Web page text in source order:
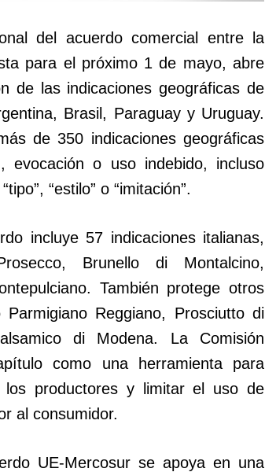
del acuerdo comercial entre la
para el próximo 1 de mayo, abre
de las indicaciones geográficas de
Brasil, Paraguay y Uruguay.
de 350 indicaciones geográficas
evocación o uso indebido, incluso
“estilo” o “imitación”.
incluye 57 indicaciones italianas,
Brunello di Montalcino,
También protege otros
Reggiano, Prosciutto di
di Modena. La Comisión
como una herramienta para
productores y limitar el uso de
al consumidor.
UE-Mercosur se apoya en una